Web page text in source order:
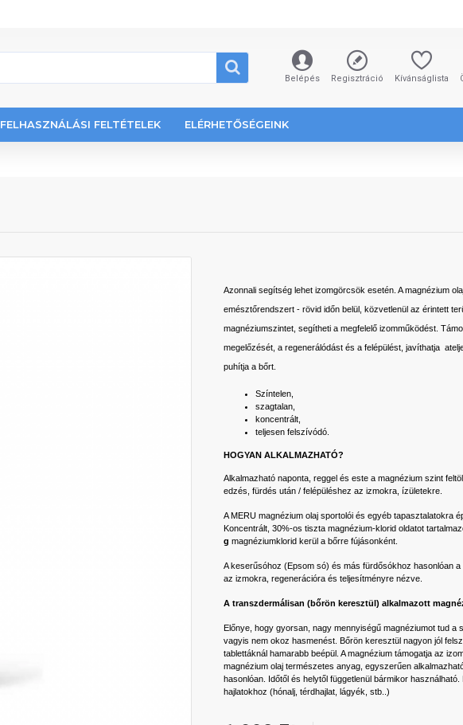
Belépés Regisztráció Kívánságlista
FELHASZNÁLÁSI FELTÉTELEK ELÉRHETŐSÉGEINK
Azonnali segítség lehet izomgörcsök esetén. A magnézium
emésztőrendszert - rövid időn belül, közvetlenül az érintett
magnéziumszintet, segítheti a megfelelő izomműködést.
megelőzését, a regenerálódást és a felépülést, javíthatja
puhítja a bőrt.
Színtelen,
szagtalan,
koncentrált,
teljesen felszívódó.
HOGYAN ALKALMAZHATÓ?
Alkalmazható naponta, reggel és este a magnézium szint
edzés, fürdés után / felépüléshez az izmokra, ízületekre.
A MERU magnézium olaj sportolói és egyéb tapasztalatokra
Koncentrált, 30%-os tiszta magnézium-klorid oldatot
g magnéziumklorid kerül a bőrre fújásonként.
A keserűsóhoz (Epsom só) és más fürdősókhoz hasonlóan
az izmokra, regenerációra és teljesítményre nézve.
A transzdermálisan (bőrön keresztül) alkalmazott
Előnye, hogy gyorsan, nagy mennyiségű magnéziumot tud
vagyis nem okoz hasmenést. Bőrön keresztül nagyon jól
tablettáknál hamarabb beépül. A magnézium támogatja az
magnézium olaj természetes anyag, egyszerűen
hasonlóan. Időtől és helytől függetlenül bármikor
hajlatokhoz (hónalj, térdhajlat, lágyék, stb..)